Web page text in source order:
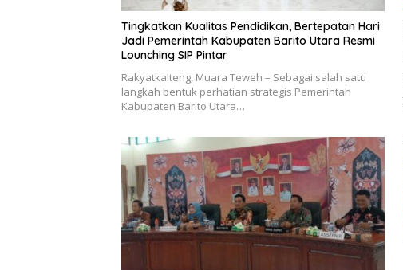
Tingkatkan Kualitas Pendidikan, Bertepatan Hari
Jadi Pemerintah Kabupaten Barito Utara Resmi
Lounching SIP Pintar
Rakyatkalteng, Muara Teweh – Sebagai salah satu
langkah bentuk perhatian strategis Pemerintah
Kabupaten Barito Utara…